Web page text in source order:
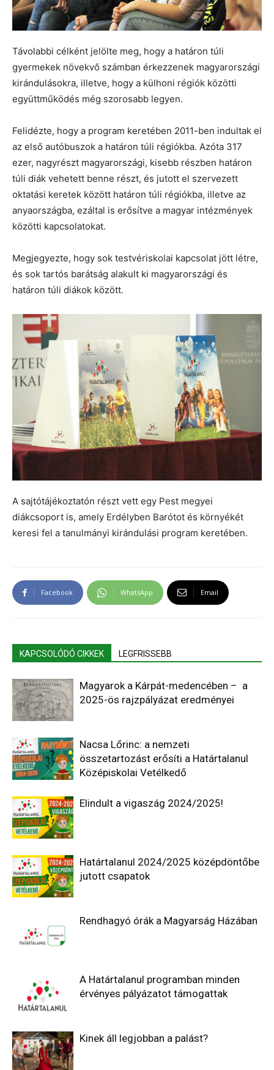
Távolabbi célként jelölte meg, hogy a határon túli
gyermekek növekvő számban érkezzenek magyarországi
kirándulásokra, illetve, hogy a külhoni régiók közötti
együttműködés még szorosabb legyen.
Felidézte, hogy a program keretében 2011-ben indultak el
az első autóbuszok a határon túli régiókba. Azóta 317
ezer, nagyrészt magyarországi, kisebb részben határon
túli diák vehetett benne részt, és jutott el szervezett
oktatási keretek között határon túli régiókba, illetve az
anyaországba, ezáltal is erősítve a magyar intézmények
közötti kapcsolatokat.
Megjegyezte, hogy sok testvériskolai kapcsolat jött létre,
és sok tartós barátság alakult ki magyarországi és
határon túli diákok között.
A sajtótájékoztatón részt vett egy Pest megyei
diákcsoport is, amely Erdélyben Barótot és környékét
keresi fel a tanulmányi kirándulási program keretében.
Facebook WhatsApp Email
KAPCSOLÓDÓ CIKKEK LEGFRISSEBB
Magyarok a Kárpát-medencében – a
2025-ös rajzpályázat eredményei
Nacsa Lőrinc: a nemzeti
összetartozást erősíti a Határtalanul
Középiskolai Vetélkedő
Elindult a vigaszág 2024/2025!
Határtalanul 2024/2025 középdöntőbe
jutott csapatok
Rendhagyó órák a Magyarság Házában
A Határtalanul programban minden
érvényes pályázatot támogattak
Kinek áll legjobban a palást?